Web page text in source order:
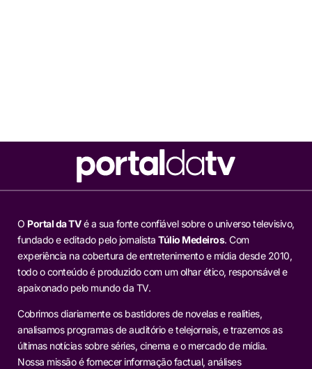
O Portal da TVé a sua fonte confiável sobre o universo televisivo,
fundado e editado pelo jornalista Túlio Medeiros. Com
experiência na cobertura de entretenimento e mídia desde 2010,
todo o conteúdo é produzido com um olhar ético, responsável e
apaixonado pelo mundo da TV.
Cobrimos diariamente os bastidores de novelas e realities,
analisamos programas de auditório e telejornais, e trazemos as
últimas notícias sobre séries, cinema e o mercado de mídia.
Nossa missão é fornecer informação factual, análises